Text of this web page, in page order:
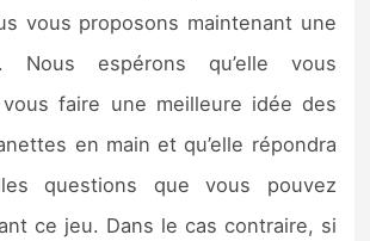
jeux Switch 2
vous proposons maintenant une
Nous espérons qu’elle vous
faire une meilleure idée des
en main et qu’elle répondra
questions que vous pouvez
ce jeu. Dans le cas contraire, si